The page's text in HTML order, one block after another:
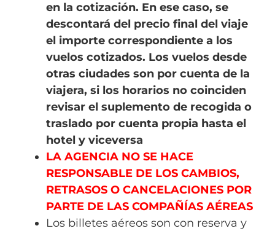
en la cotización. En ese caso, se
descontará del precio final del viaje
el importe correspondiente a los
vuelos cotizados. Los vuelos desde
otras ciudades son por cuenta de la
viajera, si los horarios no coinciden
revisar el suplemento de recogida o
traslado por cuenta propia hasta el
hotel y viceversa
LA AGENCIA NO SE HACE
RESPONSABLE DE LOS CAMBIOS,
RETRASOS O CANCELACIONES POR
PARTE DE LAS COMPAÑÍAS AÉREAS
Los billetes aéreos son con reserva y